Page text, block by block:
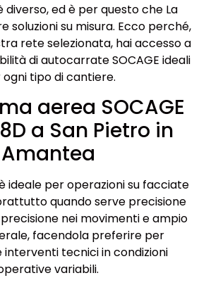
diverso, ed è per questo che La
soluzioni su misura. Ecco perché,
rete selezionata, hai accesso a
di autocarrate SOCAGE ideali
ogni tipo di cantiere.
aerea SOCAGE
a San Pietro in
Amantea
ideale per operazioni su facciate
quando serve precisione
nei movimenti e ampio
facendola preferire per
interventi tecnici in condizioni
variabili.